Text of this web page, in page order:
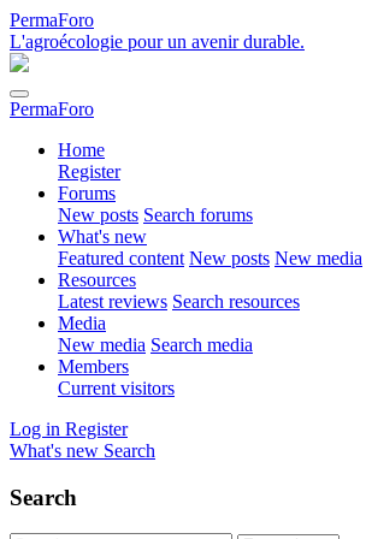
PermaForo
L'agroécologie pour un avenir durable.
PermaForo
Home
Register
Forums
New posts Search forums
What's new
Featured content New posts New media
Resources
Latest reviews Search resources
Media
New media Search media
Members
Current visitors
Log in Register
What's new Search
Search